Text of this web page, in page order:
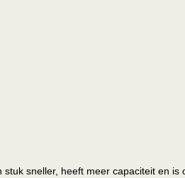
sneller, heeft meer capaciteit en is